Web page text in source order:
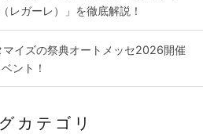
レガーレ）」を徹底解説！
マイズの祭典オートメッセ2026開催
ント！
カテゴリ